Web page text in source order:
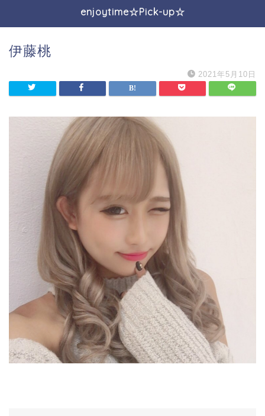
enjoytime☆Pick-up☆
伊藤桃
2021年5月10日